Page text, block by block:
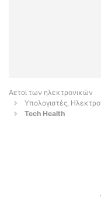
Αετοί των ηλεκτρονικών
Υπολογιστές,
Tech Health